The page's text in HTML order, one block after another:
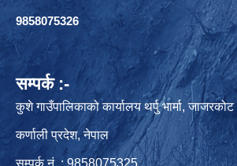
9858075326
सम्पर्क :-
कुशे गाउँपालिकाको कार्यालय थर्पु भार्मा, जाजरकोट
कर्णाली प्रदेश, नेपाल
सम्पर्क नं. : 9858075325